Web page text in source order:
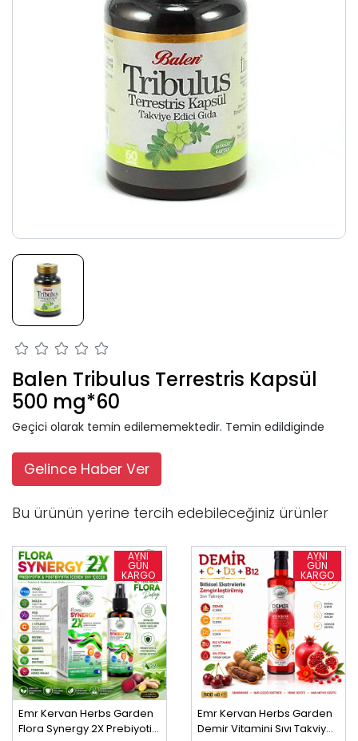
Balen Tribulus Terrestris Kapsül
500 mg*60
Geçici olarak temin edilememektedir. Temin edildiginde
Gelince Haber Ver
Bu ürünün yerine tercih edebileceğiniz ürünler
Emr Kervan Herbs Garden
Flora Synergy 2X Prebiyotik
Emr Kervan Herbs Garden
Demir Vitamini Sıvı Takviye